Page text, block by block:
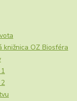
knižnica OZ Biosféra